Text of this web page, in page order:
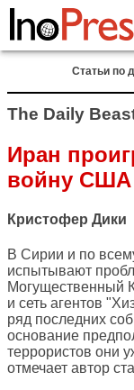
Статьи по
The Daily
Иран
войну
Кристофер Дики
В Сирии и по
испытывают
Могущественный
и сеть агентов
ряд последних
основание
террористов они
отмечает автор